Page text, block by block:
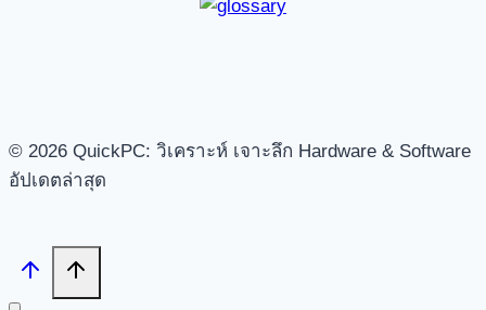
© 2026 QuickPC: วิเคราะห์ เจาะลึก Hardware & Software
อัปเดตล่าสุด